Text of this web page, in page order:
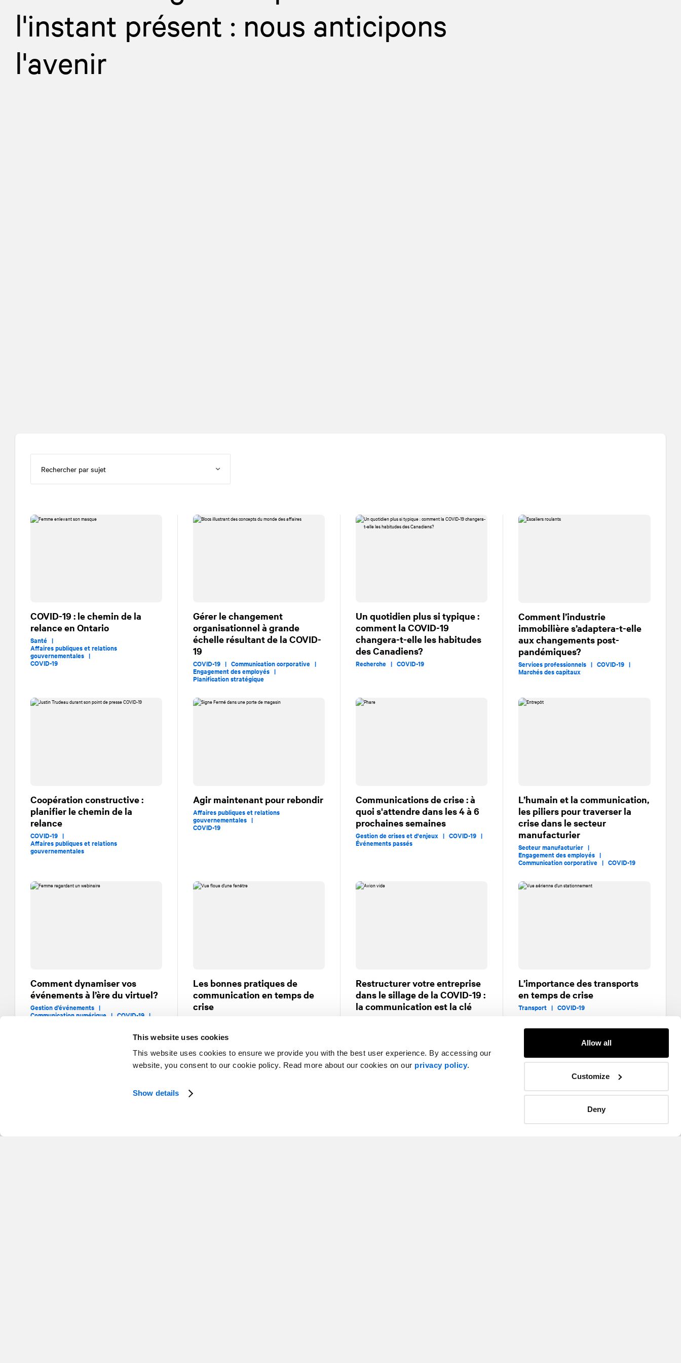
This website uses cookies
This website uses cookies to ensure we provide you with the best user experience. By accessing our
website, you consent to our cookie policy. Read more about our cookies on our privacy policy.
Show details
Allow all
Customize
Deny
l'instant présent : nous anticipons
l'avenir
COVID-19 : le chemin de la
relance en Ontario
Santé |
Affaires publiques et relations
gouvernementales |
COVID-19
Gérer le changement
organisationnel à grande
échelle résultant de la COVID-
19
COVID-19 | Communication corporative |
Engagement des employés |
Planification stratégique
Un quotidien plus si typique :
comment la COVID-19
changera-t-elle les habitudes
des Canadiens?
Recherche | COVID-19
Comment l’industrie
immobilière s’adaptera-t-elle
aux changements post-
pandémiques?
Services professionnels | COVID-19 |
Marchés des capitaux
Coopération constructive :
planifier le chemin de la
relance
COVID-19 |
Affaires publiques et relations
gouvernementales
Agir maintenant pour rebondir
Affaires publiques et relations
gouvernementales |
COVID-19
Communications de crise : à
quoi s'attendre dans les 4 à 6
prochaines semaines
Gestion de crises et d'enjeux | COVID-19 |
Événements passés
L’humain et la communication,
les piliers pour traverser la
crise dans le secteur
manufacturier
Secteur manufacturier |
Engagement des employés |
Communication corporative | COVID-19
Comment dynamiser vos
événements à l’ère du virtuel?
Gestion d’événements |
Communication numérique | COVID-19 |
Les bonnes pratiques de
communication en temps de
crise
Restructurer votre entreprise
dans le sillage de la COVID-19 :
la communication est la clé
L’importance des transports
en temps de crise
Transport | COVID-19